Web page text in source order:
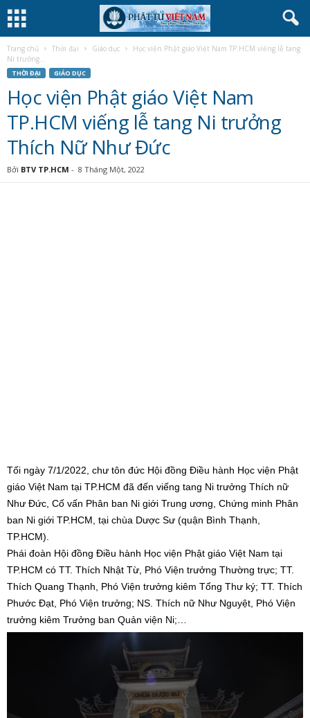
Trang chủ Thời đại Giáo dục
Học viện Phật giáo Việt Nam TP.HCM viếng lễ tang
Ni trưởng...
THỜI ĐẠI GIÁO DỤC
Học viện Phật giáo Việt Nam
TP.HCM viếng lễ tang Ni trưởng
Thích Nữ Như Đức
Bởi BTV TP.HCM - 8 Tháng Một, 2022
Tối ngày 7/1/2022, chư tôn đức Hội đồng Điều hành Học viện Phật
giáo Việt Nam tại TP.HCM đã đến viếng tang Ni trưởng Thích nữ
Như Đức, Cố vấn Phân ban Ni giới Trung ương, Chứng minh Phân
ban Ni giới TP.HCM, tại chùa Dược Sư (quận Bình Thạnh,
TP.HCM).
Phái đoàn Hội đồng Điều hành Học viện Phật giáo Việt Nam tại
TP.HCM có TT. Thích Nhật Từ, Phó Viện trưởng Thường trực; TT.
Thích Quang Thạnh, Phó Viện trưởng kiêm Tổng Thư ký; TT. Thích
Phước Đạt, Phó Viện trưởng; NS. Thích nữ Như Nguyệt, Phó Viện
trưởng kiêm Trưởng ban Quản viện Ni;…